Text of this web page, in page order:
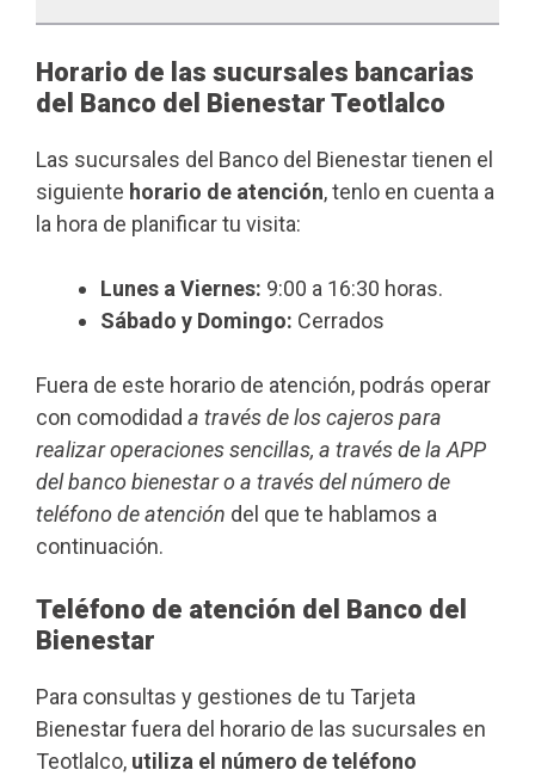
Horario de las sucursales bancarias
del Banco del Bienestar Teotlalco
Las sucursales del Banco del Bienestar tienen el
siguiente horario de atención, tenlo en cuenta a
la hora de planificar tu visita:
Lunes a Viernes: 9:00 a 16:30 horas.
Sábado y Domingo: Cerrados
Fuera de este horario de atención, podrás operar
con comodidad a través de los cajeros para
realizar operaciones sencillas, a través de la APP
del banco bienestar o a través del número de
teléfono de atención del que te hablamos a
continuación.
Teléfono de atención del Banco del
Bienestar
Para consultas y gestiones de tu Tarjeta
Bienestar fuera del horario de las sucursales en
Teotlalco, utiliza el número de teléfono